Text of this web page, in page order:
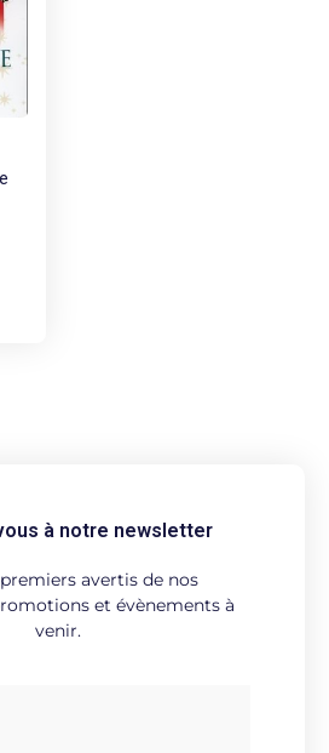
à notre newsletter
avertis de nos
et évènements à
venir.